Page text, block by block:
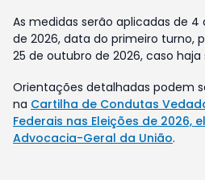
As medidas serão aplicadas de
de 2026, data do primeiro turno,
25 de outubro de 2026, caso
Orientações detalhadas podem
na Cartilha de Condutas
Federais nas Eleições de 2026,
Advocacia-Geral da União.